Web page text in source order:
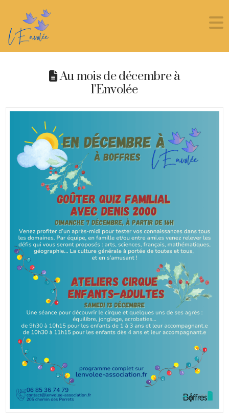
Au mois de décembre à
l’Envolée